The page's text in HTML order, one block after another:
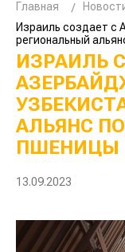
Главная
Израиль создает с
региональный
ИЗРАИЛЬ
АЛЬЯНС
ПШЕНИЦЫ
13.09.2023